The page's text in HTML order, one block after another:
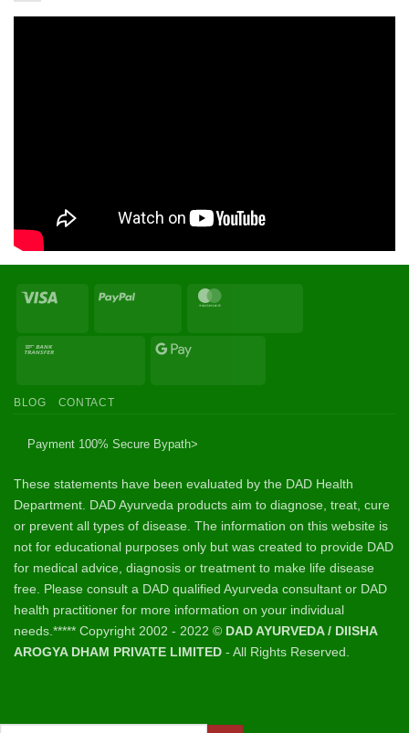
BLOG CONTACT
Payment 100% Secure Bypath>
These statements have been evaluated by the DAD Health
Department. DAD Ayurveda products aim to diagnose, treat, cure
or prevent all types of disease. The information on this website is
not for educational purposes only but was created to provide DAD
for medical advice, diagnosis or treatment to make life disease
free. Please consult a DAD qualified Ayurveda consultant or DAD
health practitioner for more information on your individual
needs.***** Copyright 2002 - 2022 © DAD AYURVEDA / DIISHA
AROGYA DHAM PRIVATE LIMITED - All Rights Reserved.